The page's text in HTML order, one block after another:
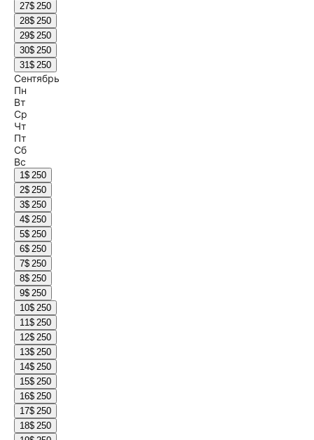
27$ 250
28$ 250
29$ 250
30$ 250
31$ 250
Сентябрь
Пн
Вт
Ср
Чт
Пт
Сб
Вс
1$ 250
2$ 250
3$ 250
4$ 250
5$ 250
6$ 250
7$ 250
8$ 250
9$ 250
10$ 250
11$ 250
12$ 250
13$ 250
14$ 250
15$ 250
16$ 250
17$ 250
18$ 250